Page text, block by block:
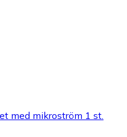
med mikroström 1 st.